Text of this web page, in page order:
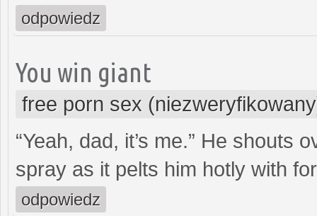
odpowiedz
You win giant
free porn sex
“Yeah, dad, it’s me.” He shouts
spray as it pelts him hotly with
odpowiedz